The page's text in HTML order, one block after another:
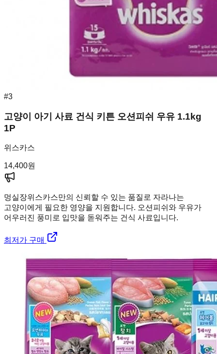
#3
고양이 아기 사료 건식 키튼 오션피쉬 우유 1.1kg
1P
위스카스
14,400원
멍실장위스카스만의 신뢰할 수 있는 품질로 자라나는
고양이에게 필요한 영양을 지원합니다. 오션피쉬와 우유가
어우러진 풍미로 입맛을 돋워주는 건식 사료입니다.
최저가 구매